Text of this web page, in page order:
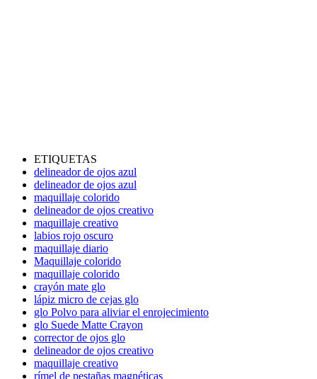
ETIQUETAS
delineador de ojos azul
delineador de ojos azul
maquillaje colorido
delineador de ojos creativo
maquillaje creativo
labios rojo oscuro
maquillaje diario
Maquillaje colorido
maquillaje colorido
crayón mate glo
lápiz micro de cejas glo
glo Polvo para aliviar el enrojecimiento
glo Suede Matte Crayon
corrector de ojos glo
delineador de ojos creativo
maquillaje creativo
rímel de pestañas magnéticas